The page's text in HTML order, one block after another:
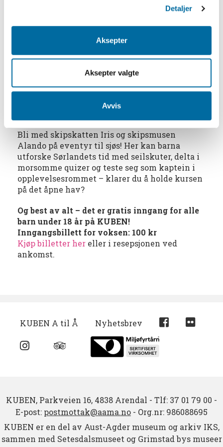
Detaljer
Aksepter
Aksepter valgte
Avvis
- fra steinalder til vikingtid
Her venter både spennende og lærerike
opplevelser. Møt den litt skumle ormen
Nidhogg som gnager på røttene til
verdenstreet Yggdrasil! Kjenn på pels, bein og
gevir, og prøv å gjette hvilke dyr de kommer
fra. For de minste finnes det også søte sauer
som trenger pass – pass på at ikke ulven
DE HVIDE SEIL
Bli med skipskatten Iris og skipsmusen
Alando på eventyr til sjøs! Her kan barna
utforske Sørlandets tid med seilskuter, delta i
morsomme quizer og teste seg som kaptein i
opplevelsesrommet – klarer du å holde kursen
på det åpne hav?
Og best av alt – det er gratis inngang for alle
barn under 18 år på KUBEN!
Inngangsbillett for voksen: 100 kr
Kjøp billetter her eller i resepsjonen ved
ankomst.
KUBEN A til Å Nyhetsbrev
KUBEN, Parkveien 16, 4838 Arendal - Tlf: 37 01 79 00 -
E-post: postmottak@aama.no - Org.nr: 986088695
KUBEN er en del av Aust-Agder museum og arkiv IKS,
sammen med Setesdalsmuseet og Grimstad bys museer